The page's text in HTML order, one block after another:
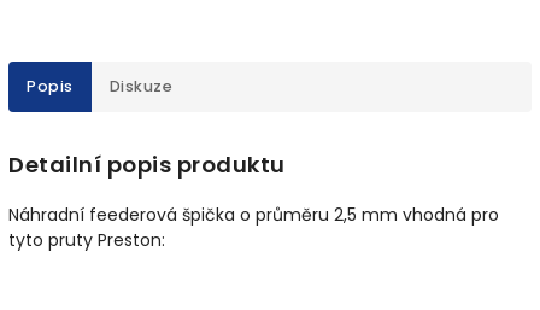
Popis Diskuze
Detailní popis produktu
Náhradní feederová špička o průměru 2,5 mm vhodná pro
tyto pruty Preston: